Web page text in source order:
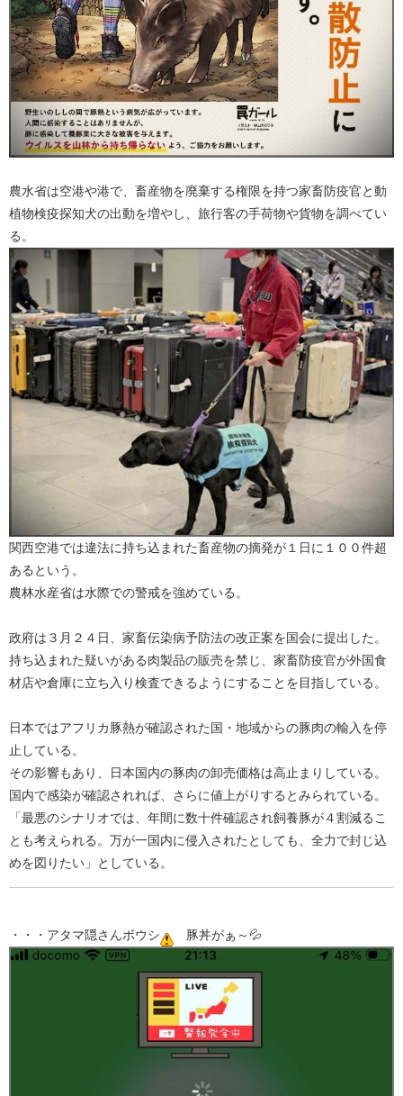
農水省は空港や港で、畜産物を廃棄する権限を持つ家畜防疫官と動
植物検疫探知犬の出動を増やし、旅行客の手荷物や貨物を調べてい
る。
関西空港では違法に持ち込まれた畜産物の摘発が１日に１００件超
あるという。
農林水産省は水際での警戒を強めている。
政府は３月２４日、家畜伝染病予防法の改正案を国会に提出した。
持ち込まれた疑いがある肉製品の販売を禁じ、家畜防疫官が外国食
材店や倉庫に立ち入り検査できるようにすることを目指している。
日本ではアフリカ豚熱が確認された国・地域からの豚肉の輸入を停
止している。
その影響もあり、日本国内の豚肉の卸売価格は高止まりしている。
国内で感染が確認されれば、さらに値上がりするとみられている。
「最悪のシナリオでは、年間に数十件確認され飼養豚が４割減るこ
とも考えられる。万が一国内に侵入されたとしても、全力で封じ込
めを図りたい」としている。
・・・アタマ隠さんボウシ 豚丼がぁ～💦